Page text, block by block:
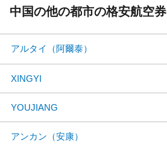
中国の他の都市の格安航空券
アルタイ（阿爾泰）
XINGYI
YOUJIANG
アンカン（安康）